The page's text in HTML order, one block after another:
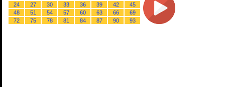
24
27 30 33 36 39 42
45
48
51 54 57 60 63 66
69
72
75 78 81 84 87 90 93